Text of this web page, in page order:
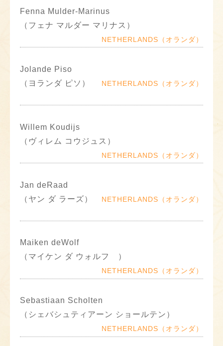
Fenna Mulder-Marinus
（フェナ マルダー マリナス）
NETHERLANDS（オランダ）
Jolande Piso
（ヨランダ ピソ）
NETHERLANDS（オランダ）
Willem Koudijs
（ヴィレム コウジュス）
NETHERLANDS（オランダ）
Jan deRaad
（ヤン ダ ラーズ）
NETHERLANDS（オランダ）
Maiken deWolf
（マイケン ダ ウォルフ ）
NETHERLANDS（オランダ）
Sebastiaan Scholten
（シェバシュティアーン ショールテン）
NETHERLANDS（オランダ）